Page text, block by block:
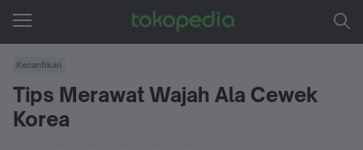
Kecantikan
Tips Merawat Wajah Ala Cewek
Korea